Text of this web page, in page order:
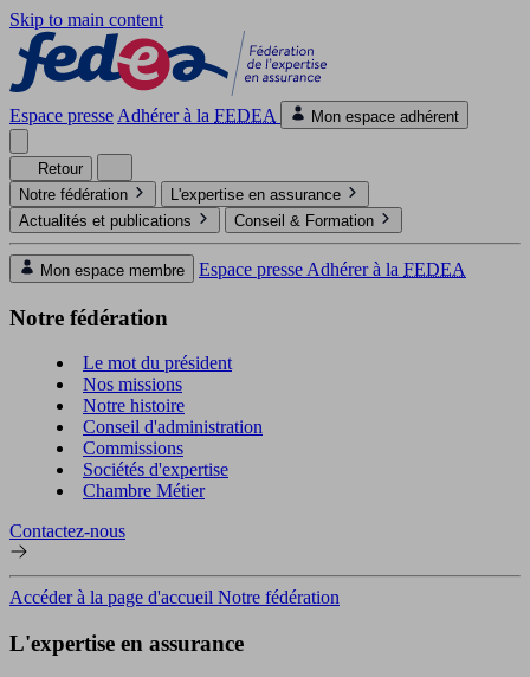
Skip to main content
Espace presse Adhérer à la FEDEA Mon espace adhérent
Retour
Notre fédération
L'expertise en assurance
Actualités et publications
Conseil & Formation
Mon espace membre Espace presse Adhérer à la FEDEA
Notre fédération
Le mot du président
Nos missions
Notre histoire
Conseil d'administration
Commissions
Sociétés d'expertise
Chambre Métier
Contactez-nous
Accéder à la page d'accueil Notre fédération
L'expertise en assurance